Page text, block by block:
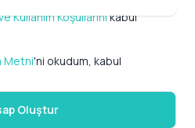
Kullanım Koşullarını kabul
Metni'ni okudum, kabul
Oluştur